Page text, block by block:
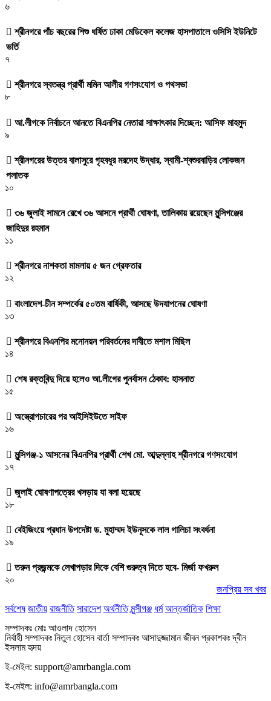
৬
শ্রীনগরে পাঁচ বছরের শিশু ধর্ষিত ঢাকা মেডিকেল কলেজ হাসপাতালে ওসিসি ইউনিটে
ভর্তি
৭
শ্রীনগরে স্বতন্ত্র প্রার্থী মমিন আলীর গণসংযোগ ও পথসভা
৮
আ.লীগকে নির্বাচনে আনতে বিএনপির নেতারা সাক্ষাৎকার দিচ্ছেন: আসিফ মাহমুদ
৯
শ্রীনগরের উত্তর বালাসুরে গৃহবধূর মরদেহ উদ্ধার, স্বামী-শ্বশুরবাড়ির লোকজন
পলাতক
১০
৩৬ জুলাই সামনে রেখে ৩৬ আসনে প্রার্থী ঘোষণা, তালিকায় রয়েছেন মুন্সিগঞ্জের
জাহিদুর রহমান
১১
শ্রীনগরে নাশকতা মামলায় ৫ জন গ্রেফতার
১২
বাংলাদেশ-চীন সম্পর্কের ৫০তম বার্ষিকী, আসছে উদযাপনের ঘোষণা
১৩
শ্রীনগরে বিএনপির মনোনয়ন পরিবর্তনের দাবীতে মশাল মিছিল
১৪
শেষ রক্তবিন্দু দিয়ে হলেও আ.লীগের পুনর্বাসন ঠেকাব: হাসনাত
১৫
অস্ত্রোপচারের পর আইসিইউতে সাইফ
১৬
মুন্সিগঞ্জ-১ আসনের বিএনপির প্রার্থী শেখ মো. আব্দুল্লাহ শ্রীনগরে গণসংযোগ
১৭
জুলাই ঘোষণাপত্রের খসড়ায় যা বলা হয়েছে
১৮
বেইজিংয়ে প্রধান উপদেষ্টা ড. মুহাম্মদ ইউনূসকে লাল গালিচা সংবর্ধনা
১৯
তরুন প্রজন্মকে লেখাপড়ার দিকে বেশি গুরুত্ব দিতে হবে- মির্জা ফখরুল
২০
জনপ্রিয় সব খবর
সর্বশেষ জাতীয় রাজনীতি সারাদেশ অর্থনীতি মুন্সীগঞ্জ ধর্ম আন্তর্জাতিক শিক্ষা
সম্পাদকঃ মোঃ আওলাদ হোসেন
নির্বাহী সম্পাদকঃ নিতুল হোসেন বার্তা সম্পাদকঃ আসাদুজ্জামান জীবন প্রকাশকঃ দ্বীন
ইসলাম হৃদয়
ই-মেইল: support@amrbangla.com
ই-মেইল: info@amrbangla.com